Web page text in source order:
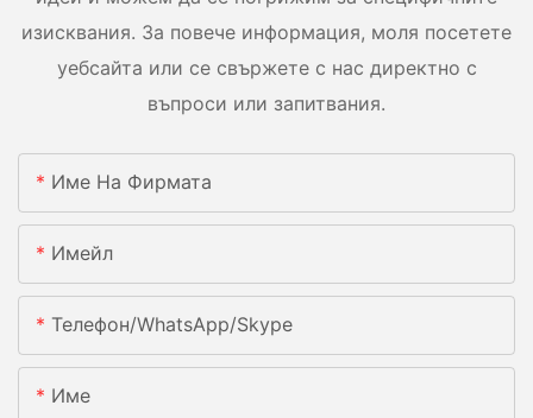
изисквания. За повече информация, моля посетете
уебсайта или се свържете с нас директно с
въпроси или запитвания.
Име На Фирмата
Имейл
Телефон/WhatsApp/Skype
Име